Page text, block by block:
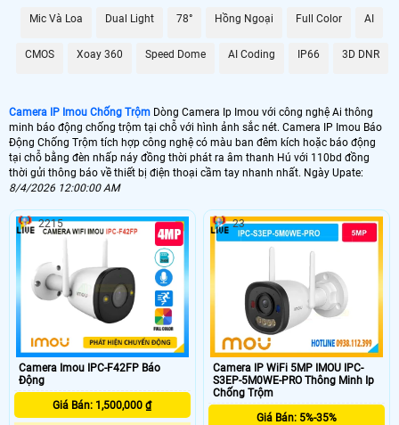
Mic Và Loa Dual Light 78° Hồng Ngoại Full Color AI
CMOS Xoay 360 Speed Dome AI Coding IP66 3D DNR
Camera IP Imou Chống Trộm Dòng Camera Ip Imou với công nghệ Ai thông
minh báo động chống trộm tại chỗ với hình ảnh sắc nét. Camera IP Imou Báo
Động Chống Trộm tích hợp công nghệ có màu ban đêm kích hoặc báo động
tại chỗ bằng đèn nhấp náy đồng thời phát ra âm thanh Hú với 110bd đồng
thời gửi thông báo về thiết bị điện thoại cầm tay nhanh nhất. Ngày Upate:
8/4/2026 12:00:00 AM
Camera Imou IPC-F42FP Báo
Động
Giá Bán: 1,500,000 ₫
2215
Camera IP WiFi 5MP IMOU IPC-
S3EP-5M0WE-PRO Thông Minh Ip
Chống Trộm
Giá Bán: 5%-35%
23